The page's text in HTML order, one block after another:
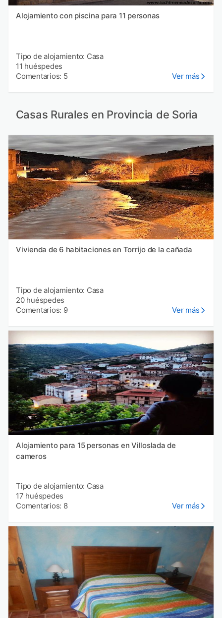
Alojamiento con piscina para 11 personas
Tipo de alojamiento: Casa
11 huéspedes
Comentarios: 5
Ver más
Casas Rurales en Provincia de Soria
Vivienda de 6 habitaciones en Torrijo de la cañada
Tipo de alojamiento: Casa
20 huéspedes
Comentarios: 9
Ver más
Alojamiento para 15 personas en Villoslada de
cameros
Tipo de alojamiento: Casa
17 huéspedes
Comentarios: 8
Ver más